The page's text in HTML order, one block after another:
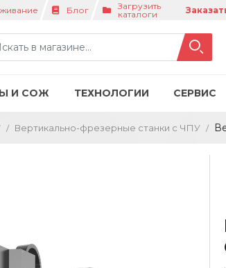
Блог
Загрузить
каталоги
И СОЖ ТЕХНОЛОГИИ СЕРВИС
Вертикально-фрезерные станки с ЧПУ